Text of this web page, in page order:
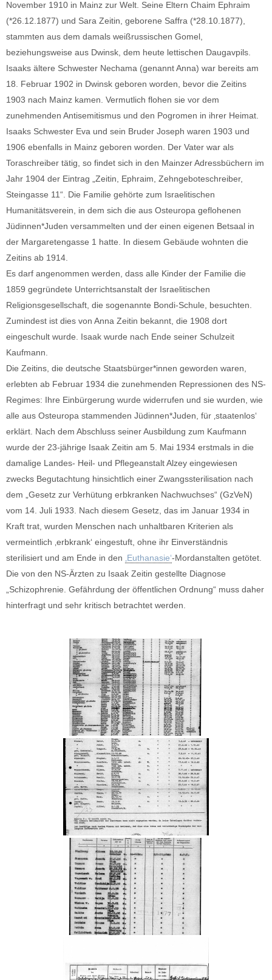
November 1910 in Mainz zur Welt. Seine Eltern Chaim Ephraim
(*26.12.1877) und Sara Zeitin, geborene Saffra (*28.10.1877),
stammten aus dem damals weißrussischen Gomel,
beziehungsweise aus Dwinsk, dem heute lettischen Daugavpils.
Isaaks ältere Schwester Nechama (genannt Anna) war bereits am
18. Februar 1902 in Dwinsk geboren worden, bevor die Zeitins
1903 nach Mainz kamen. Vermutlich flohen sie vor dem
zunehmenden Antisemitismus und den Pogromen in ihrer Heimat.
Isaaks Schwester Eva und sein Bruder Joseph waren 1903 und
1906 ebenfalls in Mainz geboren worden. Der Vater war als
Toraschreiber tätig, so findet sich in den Mainzer Adressbüchern im
Jahr 1904 der Eintrag „Zeitin, Ephraim, Zehngeboteschreiber,
Steingasse 11“. Die Familie gehörte zum Israelitischen
Humanitätsverein, in dem sich die aus Osteuropa geflohenen
Jüdinnen*Juden versammelten und der einen eigenen Betsaal in
der Margaretengasse 1 hatte. In diesem Gebäude wohnten die
Zeitins ab 1914.
Es darf angenommen werden, dass alle Kinder der Familie die
1859 gegründete Unterrichtsanstalt der Israelitischen
Religionsgesellschaft, die sogenannte Bondi-Schule, besuchten.
Zumindest ist dies von Anna Zeitin bekannt, die 1908 dort
eingeschult wurde. Isaak wurde nach Ende seiner Schulzeit
Kaufmann.
Die Zeitins, die deutsche Staatsbürger*innen geworden waren,
erlebten ab Februar 1934 die zunehmenden Repressionen des NS-
Regimes: Ihre Einbürgerung wurde widerrufen und sie wurden, wie
alle aus Osteuropa stammenden Jüdinnen*Juden, für ‚staatenlos‘
erklärt. Nach dem Abschluss seiner Ausbildung zum Kaufmann
wurde der 23-jährige Isaak Zeitin am 5. Mai 1934 erstmals in die
damalige Landes- Heil- und Pflegeanstalt Alzey eingewiesen
zwecks Begutachtung hinsichtlich einer Zwangssterilisation nach
dem „Gesetz zur Verhütung erbkranken Nachwuchses“ (GzVeN)
vom 14. Juli 1933. Nach diesem Gesetz, das im Januar 1934 in
Kraft trat, wurden Menschen nach unhaltbaren Kriterien als
vermeintlich ‚erbkrank‘ eingestuft, ohne ihr Einverständnis
sterilisiert und am Ende in den ‚Euthanasie‘-Mordanstalten getötet.
Die von den NS-Ärzten zu Isaak Zeitin gestellte Diagnose
„Schizophrenie. Gefährdung der öffentlichen Ordnung“ muss daher
hinterfragt und sehr kritisch betrachtet werden.